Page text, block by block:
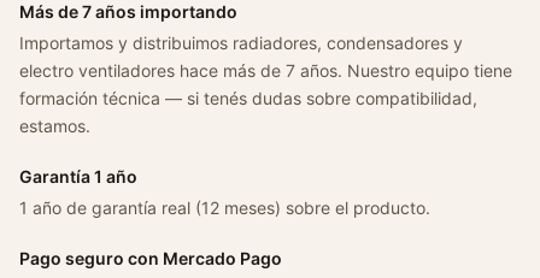
Más de 7 años importando
Importamos y distribuimos radiadores, condensadores y
electro ventiladores hace más de 7 años. Nuestro equipo tiene
formación técnica — si tenés dudas sobre compatibilidad,
estamos.
Garantía 1 año
1 año de garantía real (12 meses) sobre el producto.
Pago seguro con Mercado Pago